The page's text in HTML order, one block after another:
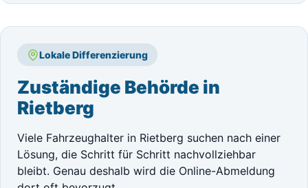
Lokale Differenzierung
Zuständige Behörde in
Rietberg
Viele Fahrzeughalter in Rietberg suchen nach einer
Lösung, die Schritt für Schritt nachvollziehbar
bleibt. Genau deshalb wird die Online-Abmeldung